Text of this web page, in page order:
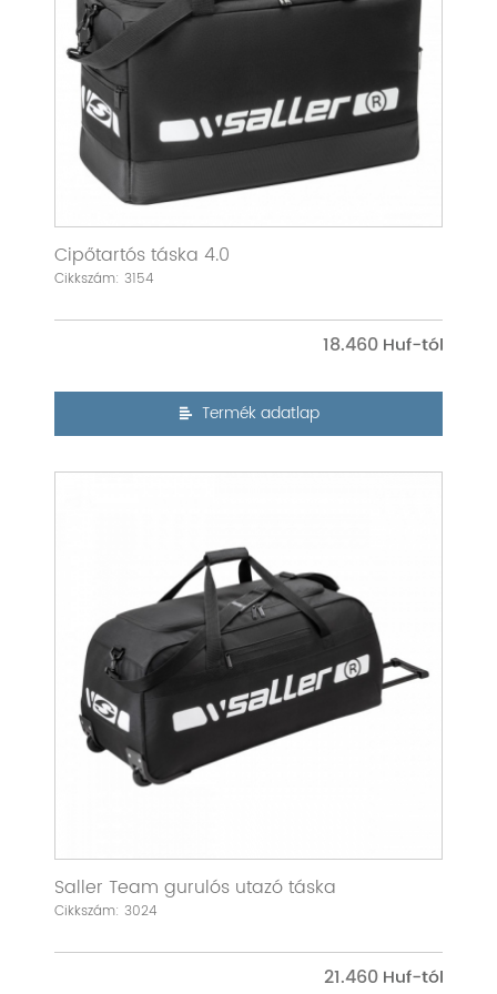
Cipőtartós táska 4.0
Cikkszám: 3154
18.460
Termék adatlap
Saller Team gurulós utazó táska
Cikkszám: 3024
21.460